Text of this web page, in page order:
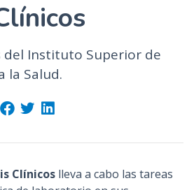
del Instituto Superior de
la Salud.
Clínicos lleva a cabo las tareas